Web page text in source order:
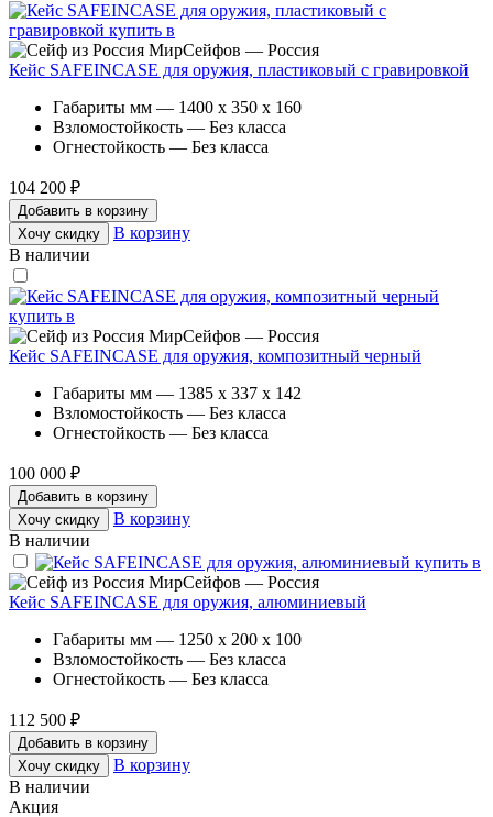
МирСейфов — Россия
Кейс SAFEINCASE для оружия, пластиковый с гравировкой
Габариты мм — 1400 x 350 x 160
Взломостойкость — Без класса
Огнестойкость — Без класса
104 200 ₽
Добавить в корзину
Хочу скидку
В корзину
В наличии
МирСейфов — Россия
Кейс SAFEINCASE для оружия, композитный черный
Габариты мм — 1385 x 337 x 142
Взломостойкость — Без класса
Огнестойкость — Без класса
100 000 ₽
Добавить в корзину
Хочу скидку
В корзину
В наличии
МирСейфов — Россия
Кейс SAFEINCASE для оружия, алюминиевый
Габариты мм — 1250 x 200 x 100
Взломостойкость — Без класса
Огнестойкость — Без класса
112 500 ₽
Добавить в корзину
Хочу скидку
В корзину
В наличии
Акция